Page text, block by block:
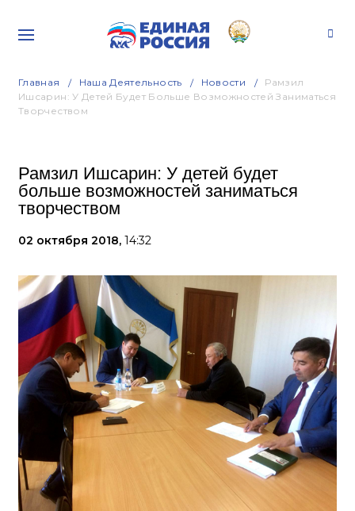
Главная Наша Деятельность Новости
Рамзил
Ишсарин: У Детей Будет Больше Возможностей Заниматься
Творчеством
Рамзил Ишсарин: У детей будет
больше возможностей заниматься
творчеством
02 октября 2018, 14:32